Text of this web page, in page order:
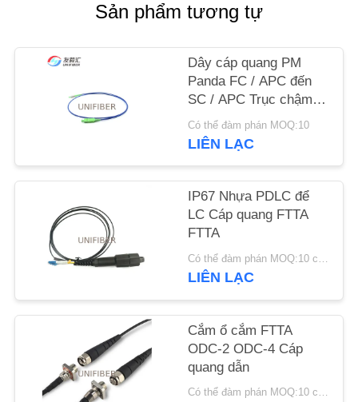
TÔI
YÊU
SƠ
TRANG
WEB
Sản phẩm tương tự
Dây cáp quang PM
Panda FC / APC đến
SC / APC Trục chậm
hoạt động
Có thể đàm phán MOQ:10
LIÊN LẠC
IP67 Nhựa PDLC để
LC Cáp quang FTTA
FTTA
Có thể đàm phán MOQ:10 chiếc
LIÊN LẠC
Cắm ổ cắm FTTA
ODC-2 ODC-4 Cáp
quang dẫn
Có thể đàm phán MOQ:10 chiếc